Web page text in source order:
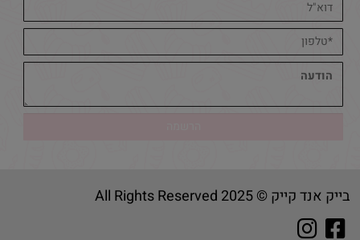
בייק אנד קייק © 2025 All Rights Reserved